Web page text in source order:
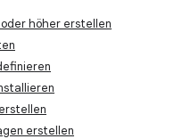
oder höher erstellen
erstellen